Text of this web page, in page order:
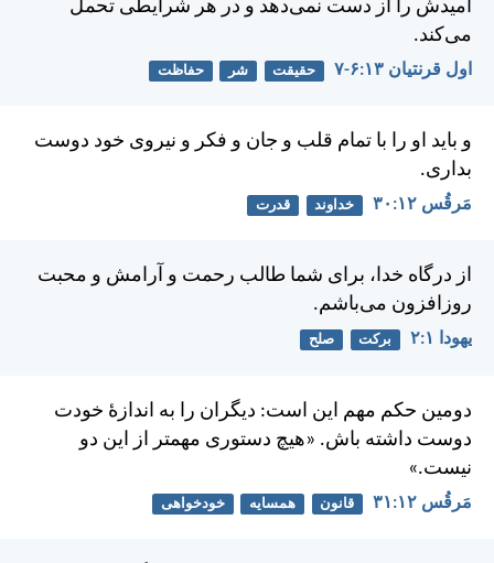
اميدش را از دست نمی‌دهد و در هر شرايطی تحمل
می‌کند.
اول قرنتیان ۱۳:‏۶-‏۷ حقیقت شر حفاظت
و بايد او را با تمام قلب و جان و فكر و نيروی خود دوست
بداری.
مَرقُس ۱۲:‏۳۰ خداوند قدرت
از درگاه خدا، برای شما طالب رحمت و آرامش و محبت
روزافزون می‌باشم.
يهودا ۱:‏۲ برکت صلح
دومين حكم مهم اين است: ديگران را به اندازهٔ خودت
دوست داشته باش. «هيچ دستوری مهمتر از اين دو
نيست.»
مَرقُس ۱۲:‏۳۱ قانون همسایه خودخواهی